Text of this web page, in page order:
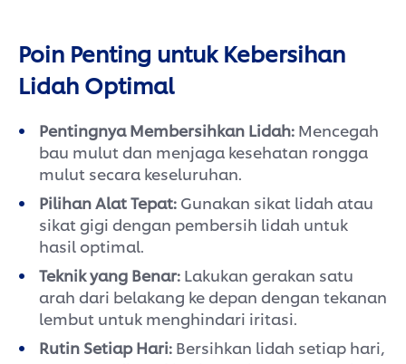
Poin Penting untuk Kebersihan
Lidah Optimal
Pentingnya Membersihkan Lidah: Mencegah
bau mulut dan menjaga kesehatan rongga
mulut secara keseluruhan.
Pilihan Alat Tepat: Gunakan sikat lidah atau
sikat gigi dengan pembersih lidah untuk
hasil optimal.
Teknik yang Benar: Lakukan gerakan satu
arah dari belakang ke depan dengan tekanan
lembut untuk menghindari iritasi.
Rutin Setiap Hari: Bersihkan lidah setiap hari,